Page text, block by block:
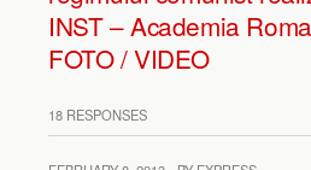
INST – Academia
FOTO / VIDEO
18 RESPONSES